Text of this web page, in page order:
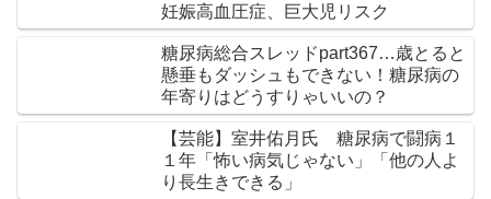
妊娠高血圧症、巨大児リスク
糖尿病総合スレッドpart367…歳とると
懸垂もダッシュもできない！糖尿病の
年寄りはどうすりゃいいの？
【芸能】室井佑月氏 糖尿病で闘病１
１年「怖い病気じゃない」「他の人よ
り長生きできる」